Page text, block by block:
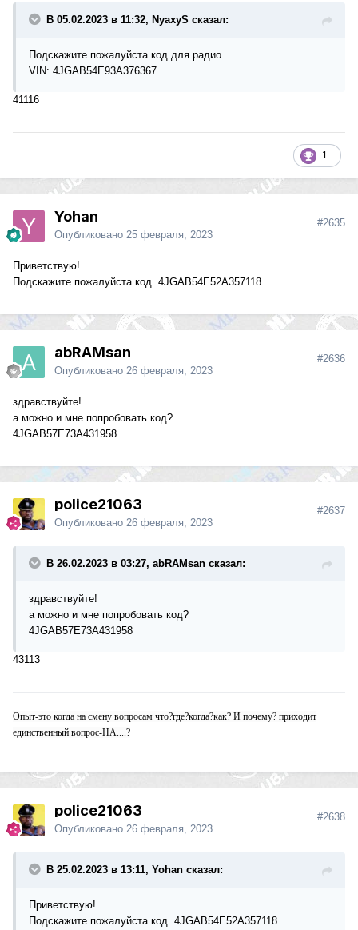
В 05.02.2023 в 11:32, NyaxyS сказал:
Подскажите пожалуйста код для радио
VIN: 4JGAB54E93A376367
41116
1
Yohan
Опубликовано 25 февраля, 2023
#2635
Приветствую!
Подскажите пожалуйста код. 4JGAB54E52A357118
abRAMsan
Опубликовано 26 февраля, 2023
#2636
здравствуйте!
а можно и мне попробовать код?
4JGAB57E73A431958
police21063
Опубликовано 26 февраля, 2023
#2637
В 26.02.2023 в 03:27, abRAMsan сказал:
здравствуйте!
а можно и мне попробовать код?
4JGAB57E73A431958
43113
Опыт-это когда на смену вопросам что?где?когда?как? И почему? приходит
единственный вопрос-НА....?
police21063
Опубликовано 26 февраля, 2023
#2638
В 25.02.2023 в 13:11, Yohan сказал:
Приветствую!
Подскажите пожалуйста код. 4JGAB54E52A357118